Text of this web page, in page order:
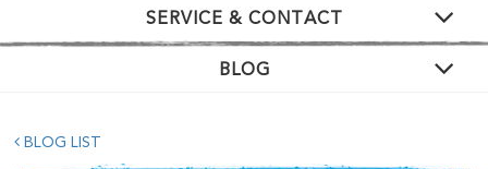
SERVICE & CONTACT
BLOG
BLOG LIST